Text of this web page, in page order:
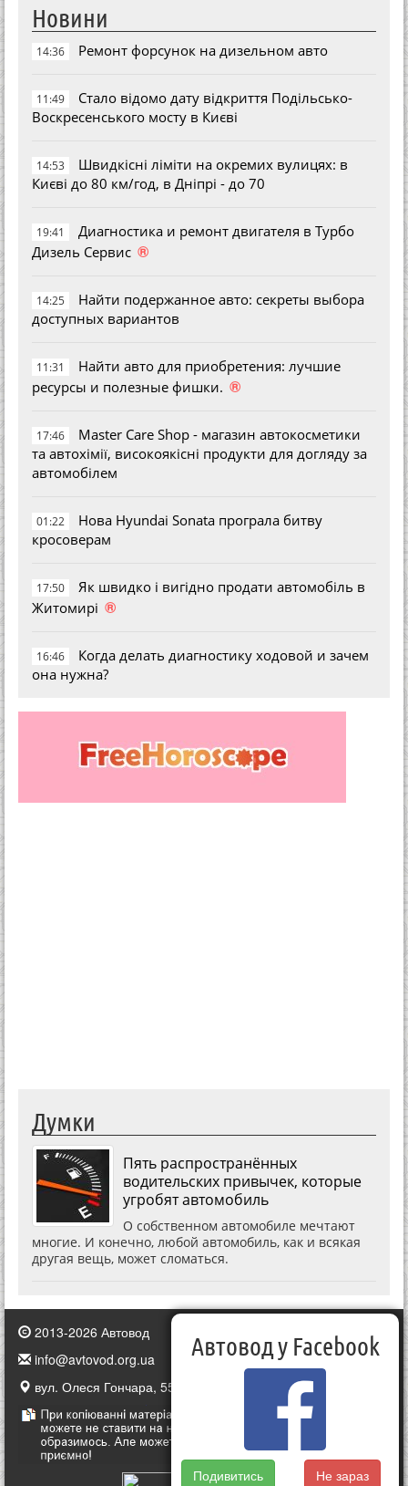
Новини
14:36 Ремонт форсунок на дизельном авто
11:49
Стало відомо дату відкриття Подільсько-
Воскресенського мосту в Києві
14:53
Швидкісні ліміти на окремих вулицях: в
Києві до 80 км/год, в Дніпрі - до 70
19:41
Диагностика и ремонт двигателя в Турбо
Дизель Сервис ®
14:25
Найти подержанное авто: секреты выбора
доступных вариантов
11:31
Найти авто для приобретения: лучшие
ресурсы и полезные фишки. ®
17:46
Master Care Shop - магазин автокосметики
та автохімії, високоякісні продукти для догляду за
автомобілем
01:22
Нова Hyundai Sonata програла битву
кросоверам
17:50
Як швидко і вигідно продати автомобіль в
Житомирі ®
16:46
Когда делать диагностику ходовой и зачем
она нужна?
Думки
Пять распространённых
водительских привычек, которые
угробят автомобиль
О собственном автомобиле мечтают
многие. И конечно, любой автомобиль, как и всякая
другая вещь, может сломаться.
2013-2026 Автовод
info@avtovod.org.ua
вул. Олеся Гончара, 55, Київ, Україна
Автовод у Facebook
Подивитись Не зараз